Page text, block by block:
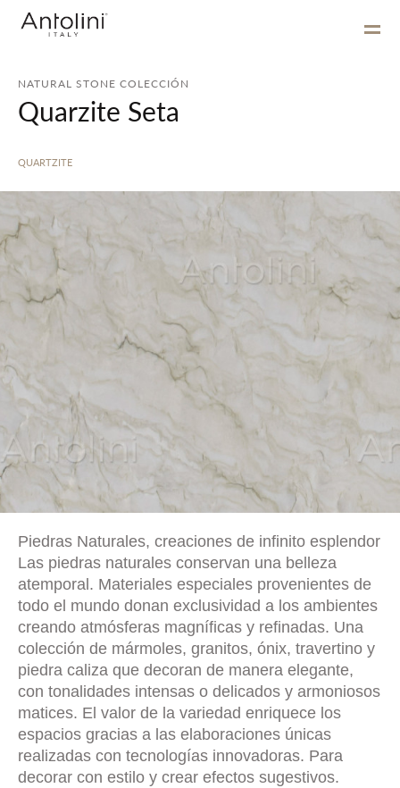
NATURAL STONE COLECCIÓN
Quarzite Seta
QUARTZITE
Piedras Naturales, creaciones de infinito esplendor
Las piedras naturales conservan una belleza
atemporal. Materiales especiales provenientes de
todo el mundo donan exclusividad a los ambientes
creando atmósferas magníficas y refinadas. Una
colección de mármoles, granitos, ónix, travertino y
piedra caliza que decoran de manera elegante,
con tonalidades intensas o delicados y armoniosos
matices. El valor de la variedad enriquece los
espacios gracias a las elaboraciones únicas
realizadas con tecnologías innovadoras. Para
decorar con estilo y crear efectos sugestivos.